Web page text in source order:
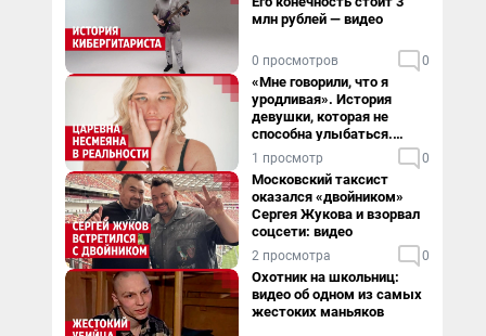
млн рублей — видео
0 просмотров 0
«Мне говорили, что я
уродливая». История
девушки, которая не
способна улыбаться.
Видео
1 просмотр 0
Московский таксист
оказался «двойником»
Сергея Жукова и взорвал
соцсети: видео
2 просмотра 0
Охотник на школьниц:
видео об одном из самых
жестоких маньяков